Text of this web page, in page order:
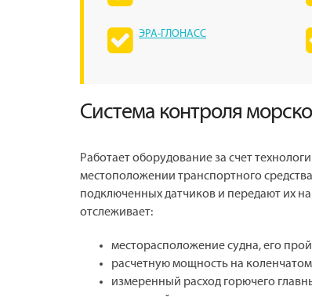
ЭРА-ГЛОНАСС
Система контроля
Работает оборудование за счет
местоположении транспортного
подключенных датчиков и передают их
отслеживает:
месторасположение судна, его
расчетную мощность на коленчатом
измеренный расход горючего